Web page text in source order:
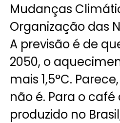
Mudanças
Organização das
A previsão é de
2050, o
mais 1,5°C.
não é. Para o
produzido no